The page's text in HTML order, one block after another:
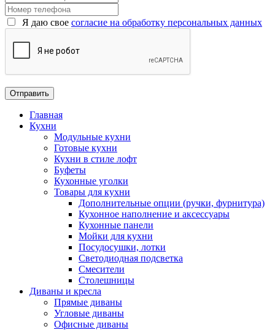
Я даю свое согласие на обработку персональных данных
Главная
Кухни
Модульные кухни
Готовые кухни
Кухни в стиле лофт
Буфеты
Кухонные уголки
Товары для кухни
Дополнительные опции (ручки, фурнитура)
Кухонное наполнение и аксессуары
Кухонные панели
Мойки для кухни
Посудосушки, лотки
Светодиодная подсветка
Смесители
Столешницы
Диваны и кресла
Прямые диваны
Угловые диваны
Офисные диваны